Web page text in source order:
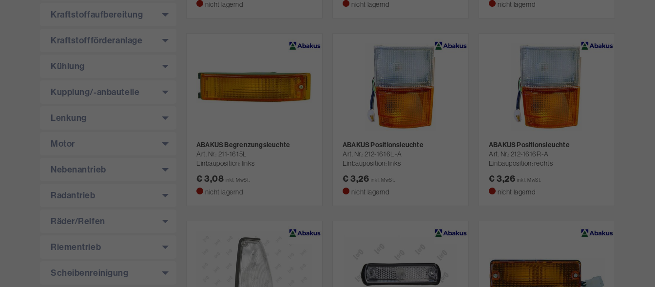
nicht lagernd nicht lagernd nicht lagernd
ABAKUS Begrenzungsleuchte
Art. Nr. 211-1615L
Einbauposition: links
€ 3,08 inkl. MwSt.
nicht lagernd
ABAKUS Positionsleuchte
Art. Nr. 212-1616L-A
Einbauposition: links
€ 3,26 inkl. MwSt.
nicht lagernd
ABAKUS Positionsleuchte
Art. Nr. 212-1616R-A
Einbauposition: rechts
€ 3,26 inkl. MwSt.
nicht lagernd
Kraftstoffaufbereitung
Kraftstoffförderanlage
Kühlung
Kupplung/­-anbauteile
Lenkung
Motor
Nebenantrieb
Radantrieb
Räder/­Reifen
Riementrieb
Scheibenreinigung